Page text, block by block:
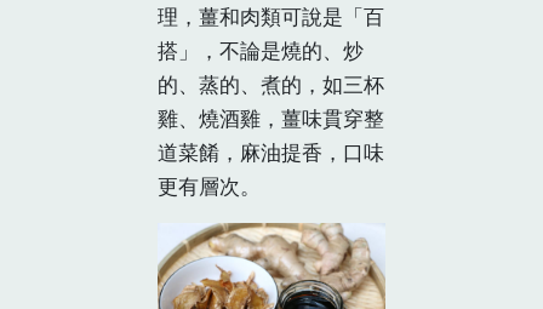
理，薑和肉類可說是「百
搭」，不論是燒的、炒
的、蒸的、煮的，如三杯
雞、燒酒雞，薑味貫穿整
道菜餚，麻油提香，口味
更有層次。